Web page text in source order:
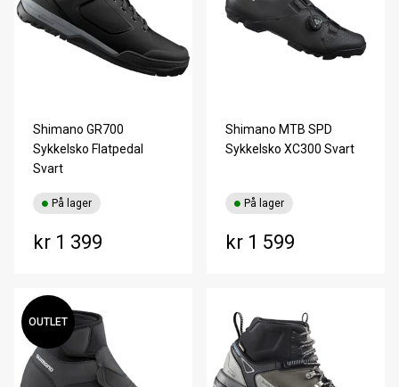
Shimano GR700
Sykkelsko Flatpedal
Svart
kr 1 399
På lager
Shimano MTB SPD
Sykkelsko XC300 Svart
kr 1 599
På lager
OUTLET